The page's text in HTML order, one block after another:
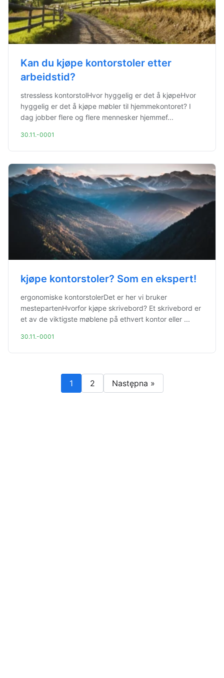
Kan du kjøpe kontorstoler etter
arbeidstid?
stressless kontorstolHvor hyggelig er det å kjøpeHvor
hyggelig er det å kjøpe møbler til hjemmekontoret? I
dag jobber flere og flere mennesker hjemmef...
30.11.-0001
kjøpe kontorstoler? Som en ekspert!
ergonomiske kontorstolerDet er her vi bruker
mestepartenHvorfor kjøpe skrivebord? Et skrivebord er
et av de viktigste møblene på ethvert kontor eller ...
30.11.-0001
1 2 Następna »